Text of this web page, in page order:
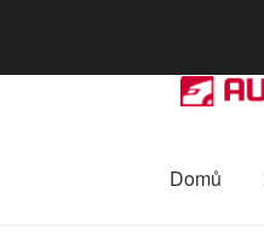
Přeskočit
na
Přejít
webu
Domů